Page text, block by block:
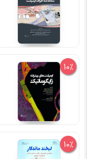
10%
10%